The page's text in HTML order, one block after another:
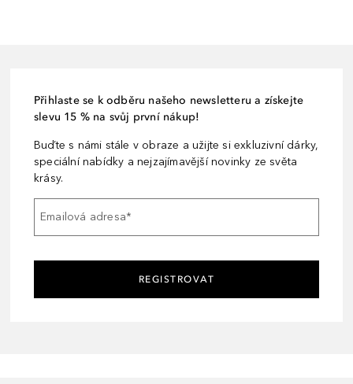
Přihlaste se k odběru našeho newsletteru a získejte
slevu 15 % na svůj první nákup!
Buďte s námi stále v obraze a užijte si exkluzivní dárky,
speciální nabídky a nejzajímavější novinky ze světa
krásy.
Emailová adresa*
REGISTROVAT